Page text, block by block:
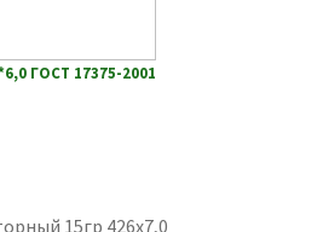
ГОСТ 17375-2001